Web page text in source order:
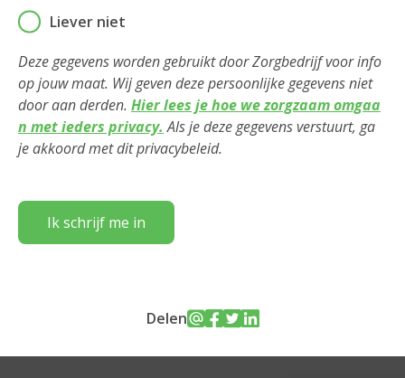
Liever niet
Deze gegevens worden gebruikt door Zorgbedrijf voor info
op jouw maat. Wij geven deze persoonlijke gegevens niet
door aan derden. Hier lees je hoe we zorgzaam omgaa
n met ieders privacy. Als je deze gegevens verstuurt, ga
je akkoord met dit privacybeleid.
Ik schrijf me in
Delen